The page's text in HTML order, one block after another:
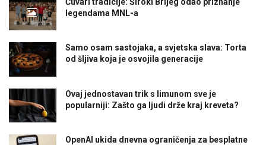
legendama MNL-a
Samo osam sastojaka, a svjetska slava: Torta
od šljiva koja je osvojila generacije
Ovaj jednostavan trik s limunom sve je
popularniji: Zašto ga ljudi drže kraj kreveta?
OpenAI ukida dnevna ograničenja za besplatne